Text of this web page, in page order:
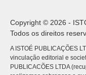
Copyright © 2026 -
Todos os direitos
A ISTOÉ PUBLICAÇÕES
vinculação editorial e
PUBLICACÕES LTDA